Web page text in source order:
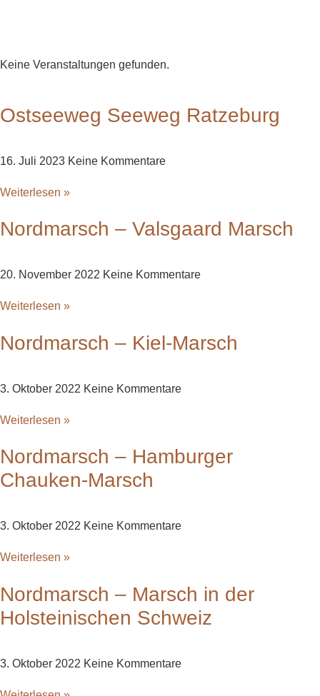
Keine Veranstaltungen gefunden.
Ostseeweg Seeweg Ratzeburg
16. Juli 2023 Keine Kommentare
Weiterlesen »
Nordmarsch – Valsgaard Marsch
20. November 2022 Keine Kommentare
Weiterlesen »
Nordmarsch – Kiel-Marsch
3. Oktober 2022 Keine Kommentare
Weiterlesen »
Nordmarsch – Hamburger
Chauken-Marsch
3. Oktober 2022 Keine Kommentare
Weiterlesen »
Nordmarsch – Marsch in der
Holsteinischen Schweiz
3. Oktober 2022 Keine Kommentare